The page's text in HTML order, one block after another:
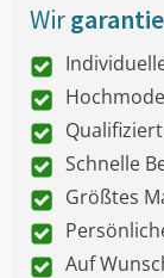
Wir
Schnelle
Größtes
Auf